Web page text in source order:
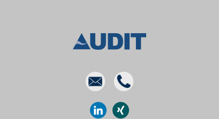
E-
mail
Phone
linkedinxing